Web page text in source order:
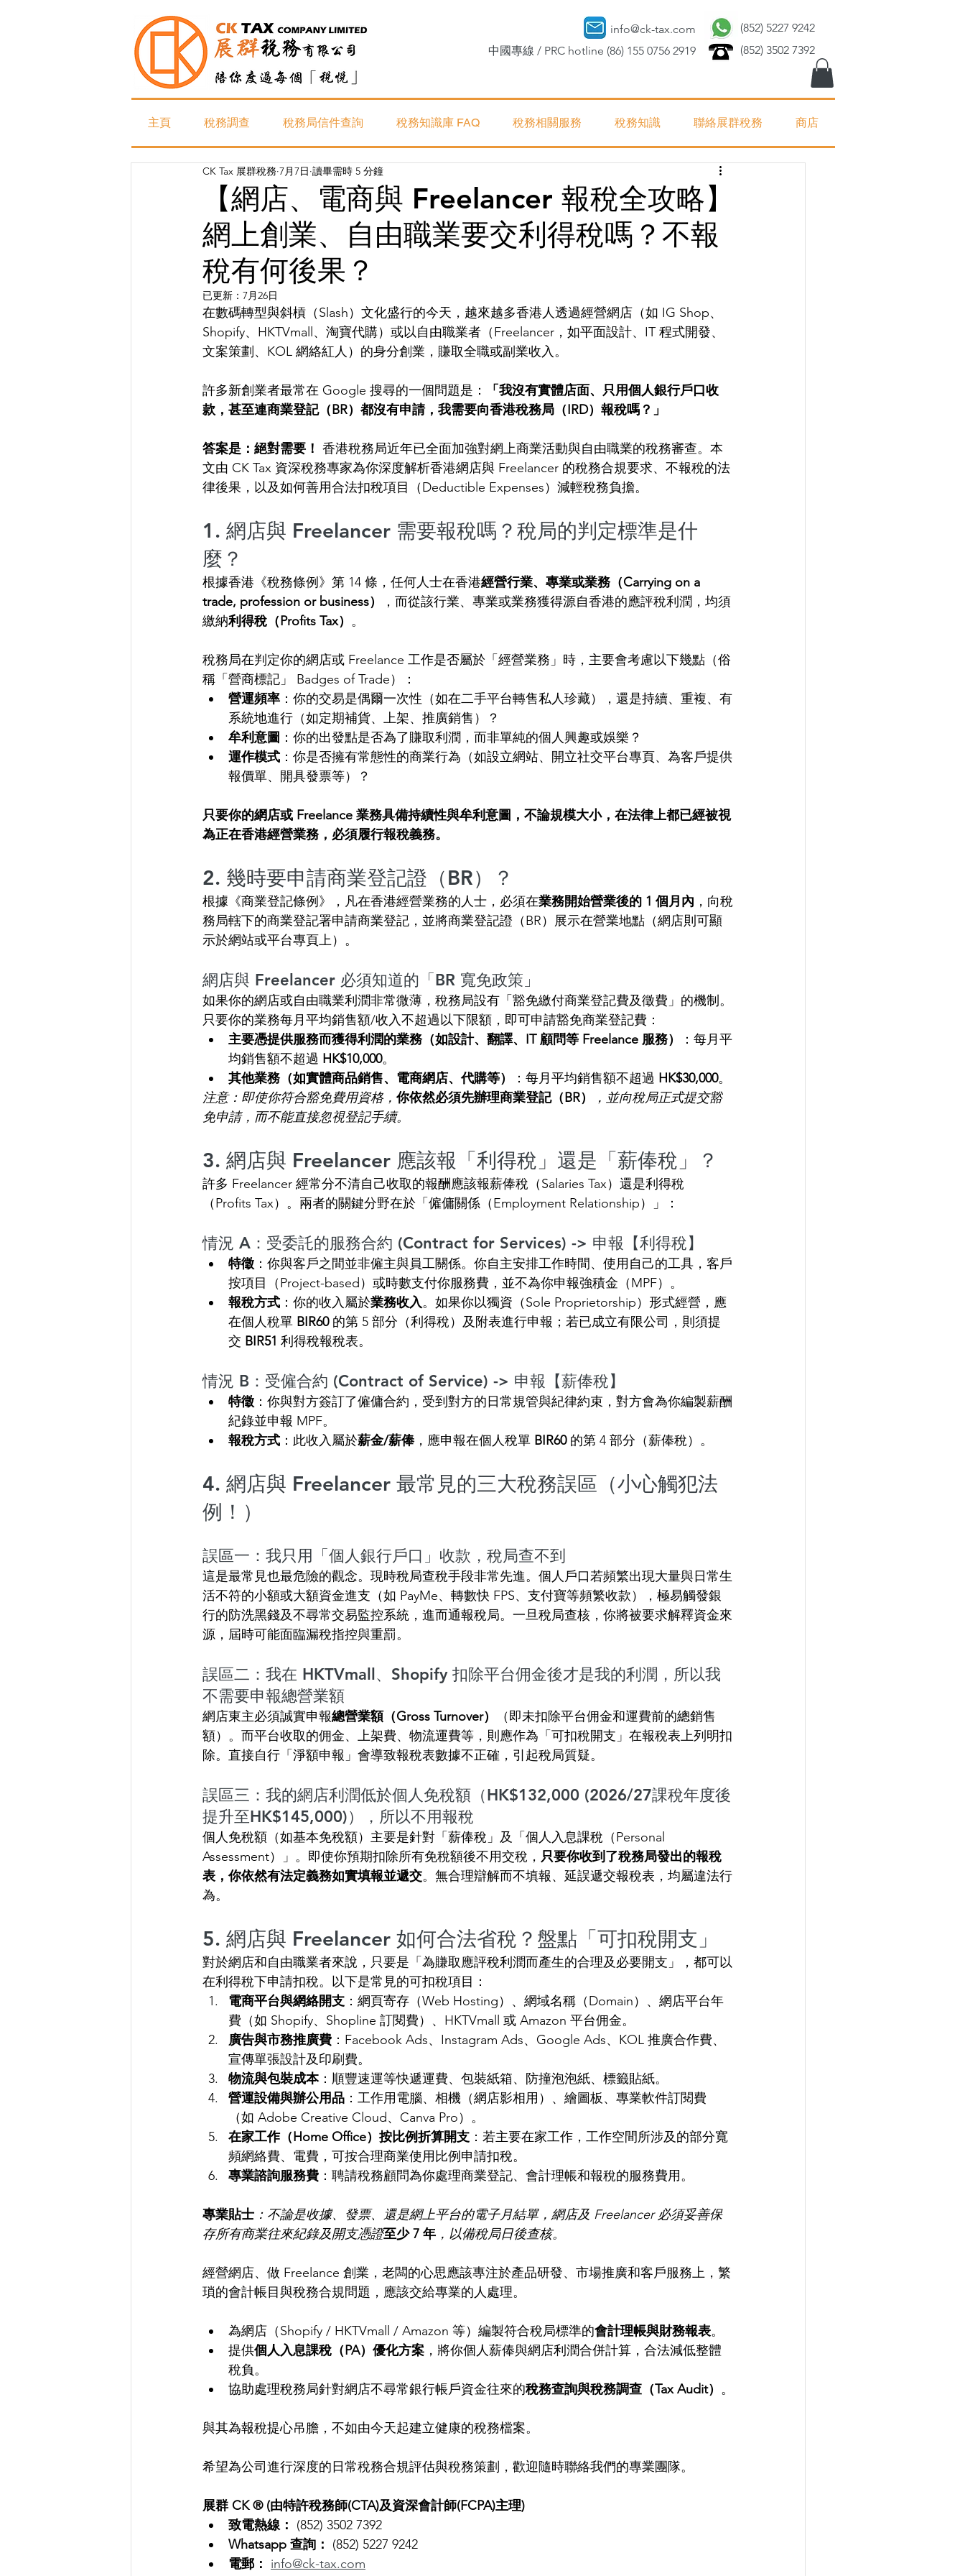
info@ck-tax.com
中國專線 / PRC hotline (86) 155 0756 2919
(852) 5227 9242
(852) 3502 7392
主頁 稅務調查 稅務局信件查詢 稅務知識庫 FAQ 稅務相關服務 稅務知識 聯絡展群稅務 商店
【網店、電商與 Freelancer 報稅全攻略】
網上創業、自由職業要交利得稅嗎？不報
稅有何後果？
CK Tax 展群稅務 7月7日 讀畢需時 5 分鐘
已更新： 7月26日
在數碼轉型與斜槓（Slash）文化盛行的今天，越來越多香港人透過經營網店（如 IG Shop、
Shopify、HKTVmall、淘寶代購）或以自由職業者（Freelancer，如平面設計、IT 程式開發、
文案策劃、KOL 網絡紅人）的身分創業，賺取全職或副業收入。
許多新創業者最常在 Google 搜尋的一個問題是：
「我沒有實體店面、只用個人銀行戶口收
款，甚至連商業登記（BR）都沒有申請，我需要向香港稅務局（IRD）報稅嗎？」
答案是：絕對需要！ 香港稅務局近年已全面加強對網上商業活動與自由職業的稅務審查。本
文由 CK Tax 資深稅務專家為你深度解析香港網店與 Freelancer 的稅務合規要求、不報稅的法
律後果，以及如何善用合法扣稅項目（Deductible Expenses）減輕稅務負擔。
1. 網店與 Freelancer 需要報稅嗎？稅局的判定標準是什
麼？
根據香港《稅務條例》第 14 條，任何人士在香港經營行業、專業或業務（Carrying on a
trade, profession or business）
，而從該行業、專業或業務獲得源自香港的應評稅利潤，均須
繳納利得稅（Profits Tax） 。
稅務局在判定你的網店或 Freelance 工作是否屬於「經營業務」時，主要會考慮以下幾點（俗
稱「營商標記」 Badges of Trade）：
營運頻率 ：你的交易是偶爾一次性（如在二手平台轉售私人珍藏），還是持續、重複、有
系統地進行（如定期補貨、上架、推廣銷售）？
牟利意圖 ：你的出發點是否為了賺取利潤，而非單純的個人興趣或娛樂？
運作模式 ：你是否擁有常態性的商業行為（如設立網站、開立社交平台專頁、為客戶提供
報價單、開具發票等）？
只要你的網店或 Freelance 業務具備持續性與牟利意圖，不論規模大小，在法律上都已經被視
為正在香港經營業務，必須履行報稅義務。
2. 幾時要申請商業登記證（BR）？
根據《商業登記條例》，凡在香港經營業務的人士，必須在業務開始營業後的 1 個月內 ，向稅
務局轄下的商業登記署申請商業登記，並將商業登記證（BR）展示在營業地點（網店則可顯
示於網站或平台專頁上）。
網店與 Freelancer 必須知道的「BR 寬免政策」
如果你的網店或自由職業利潤非常微薄，稅務局設有「豁免繳付商業登記費及徵費」的機制。
只要你的業務每月平均銷售額/收入不超過以下限額，即可申請豁免商業登記費：
主要憑提供服務而獲得利潤的業務（如設計、翻譯、IT 顧問等 Freelance 服務）
：每月平
均銷售額不超過 HK$10,000。
其他業務（如實體商品銷售、電商網店、代購等）
：每月平均銷售額不超過 HK$30,000。
注意：即使你符合豁免費用資格，你依然必須先辦理商業登記（BR）
，並向稅局正式提交豁
免申請，而不能直接忽視登記手續。
3. 網店與 Freelancer 應該報「利得稅」還是「薪俸稅」？
許多 Freelancer 經常分不清自己收取的報酬應該報薪俸稅（Salaries Tax）還是利得稅
（Profits Tax）。兩者的關鍵分野在於「僱傭關係（Employment Relationship）」：
情況 A：受委託的服務合約 (Contract for Services) -> 申報【利得稅】
特徵 ：你與客戶之間並非僱主與員工關係。你自主安排工作時間、使用自己的工具，客戶
按項目（Project-based）或時數支付你服務費，並不為你申報強積金（MPF）。
報稅方式 ：你的收入屬於業務收入。如果你以獨資（Sole Proprietorship）形式經營，應
在個人稅單 BIR60 的第 5 部分（利得稅）及附表進行申報；若已成立有限公司，則須提
交 BIR51 利得稅報稅表。
情況 B：受僱合約 (Contract of Service) -> 申報【薪俸稅】
特徵 ：你與對方簽訂了僱傭合約，受到對方的日常規管與紀律約束，對方會為你編製薪酬
紀錄並申報 MPF。
報稅方式 ：此收入屬於薪金/薪俸，應申報在個人稅單 BIR60 的第 4 部分（薪俸稅）。
4. 網店與 Freelancer 最常見的三大稅務誤區（小心觸犯法
例！）
誤區一：我只用「個人銀行戶口」收款，稅局查不到
這是最常見也最危險的觀念。現時稅局查稅手段非常先進。個人戶口若頻繁出現大量與日常生
活不符的小額或大額資金進支（如 PayMe、轉數快 FPS、支付寶等頻繁收款），極易觸發銀
行的防洗黑錢及不尋常交易監控系統，進而通報稅局。一旦稅局查核，你將被要求解釋資金來
源，屆時可能面臨漏稅指控與重罰。
誤區二：我在 HKTVmall、Shopify 扣除平台佣金後才是我的利潤，所以我
不需要申報總營業額
網店東主必須誠實申報總營業額（Gross Turnover）
（即未扣除平台佣金和運費前的總銷售
額）。而平台收取的佣金、上架費、物流運費等，則應作為「可扣稅開支」在報稅表上列明扣
除。直接自行「淨額申報」會導致報稅表數據不正確，引起稅局質疑。
誤區三：我的網店利潤低於個人免稅額（HK$132,000 (2026/27課稅年度後
提升至HK$145,000)），所以不用報稅
個人免稅額（如基本免稅額）主要是針對「薪俸稅」及「個人入息課稅（Personal
Assessment）」。即使你預期扣除所有免稅額後不用交稅， 只要你收到了稅務局發出的報稅
表，你依然有法定義務如實填報並遞交。無合理辯解而不填報、延誤遞交報稅表，均屬違法行
為。
5. 網店與 Freelancer 如何合法省稅？盤點「可扣稅開支」
對於網店和自由職業者來說，只要是「為賺取應評稅利潤而產生的合理及必要開支」，都可以
在利得稅下申請扣稅。以下是常見的可扣稅項目：
電商平台與網絡開支 ：網頁寄存（Web Hosting）、網域名稱（Domain）、網店平台年
費（如 Shopify、Shopline 訂閱費）、HKTVmall 或 Amazon 平台佣金。
廣告與市務推廣費 ：Facebook Ads、Instagram Ads、Google Ads、KOL 推廣合作費、
宣傳單張設計及印刷費。
物流與包裝成本：順豐速運等快遞運費、包裝紙箱、防撞泡泡紙、標籤貼紙。
營運設備與辦公用品 ：工作用電腦、相機（網店影相用）、繪圖板、專業軟件訂閱費
（如 Adobe Creative Cloud、Canva Pro）。
在家工作（Home Office）按比例折算開支 ：若主要在家工作，工作空間所涉及的部分寬
頻網絡費、電費，可按合理商業使用比例申請扣稅。
專業諮詢服務費 ：聘請稅務顧問為你處理商業登記、會計理帳和報稅的服務費用。
專業貼士 ：不論是收據、發票、還是網上平台的電子月結單，網店及 Freelancer 必須妥善保
存所有商業往來紀錄及開支憑證至少 7 年 ，以備稅局日後查核。
經營網店、做 Freelance 創業，老闆的心思應該專注於產品研發、市場推廣和客戶服務上，繁
瑣的會計帳目與稅務合規問題，應該交給專業的人處理。
為網店（Shopify / HKTVmall / Amazon 等）編製符合稅局標準的會計理帳與財務報表。
提供個人入息課稅（PA）優化方案 ，將你個人薪俸與網店利潤合併計算，合法減低整體
稅負。
協助處理稅務局針對網店不尋常銀行帳戶資金往來的稅務查詢與稅務調查（Tax Audit） 。
與其為報稅提心吊膽，不如由今天起建立健康的稅務檔案。
希望為公司進行深度的日常稅務合規評估與稅務策劃，歡迎隨時聯絡我們的專業團隊。
展群 CK ® (由特許稅務師(CTA)及資深會計師(FCPA)主理)
致電熱線： (852) 3502 7392
Whatsapp 查詢： (852) 5227 9242
電郵： info@ck-tax.com